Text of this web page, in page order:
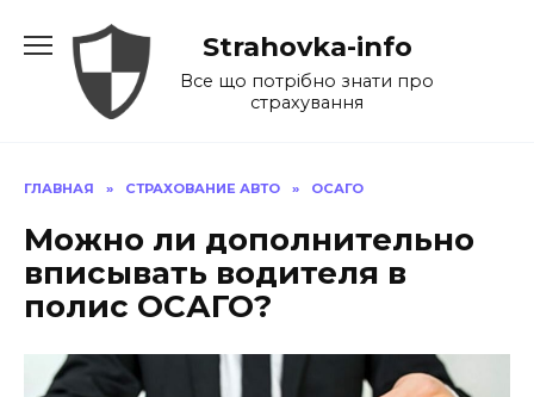
содержанию
Strahovka-info
Все що потрібно знати про
страхування
ГЛАВНАЯ » СТРАХОВАНИЕ АВТО » ОСАГО
Можно ли дополнительно
вписывать водителя в
полис ОСАГО?